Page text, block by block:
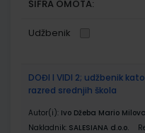
ŠIFRA OMOTA:
Udžbenik
DOĐI I VIDI 2; udžbenik
razred srednjih škola
Autor(i): Ivo Džeba Mario
Nakladnik: SALESIANA d.o.o.